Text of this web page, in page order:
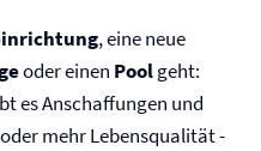
, eine neue
oder einen Poolgeht:
es Anschaffungen und
mehr Lebensqualität